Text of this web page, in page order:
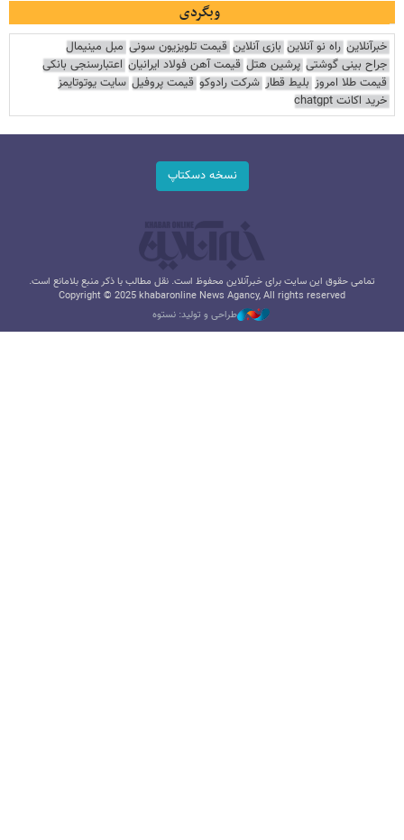
وبگردی
خبرآنلاین راه نو آنلاین بازی آنلاین قیمت تلویزیون سونی مبل مینیمال
جراح بینی گوشتی پرشین هتل قیمت آهن فولاد ایرانیان اعتبارسنجی بانکی
قیمت طلا امروز بلیط قطار شرکت رادوکو قیمت پروفیل سایت یوتوتایمز
خرید اکانت chatgpt
نسخه دسکتاپ
تمامی حقوق این سایت برای خبرآنلاین محفوظ است. نقل مطالب با ذکر منبع بلامانع است.
Copyright © 2025 khabaronline News Agancy, All rights reserved
طراحی و تولید: نستوه